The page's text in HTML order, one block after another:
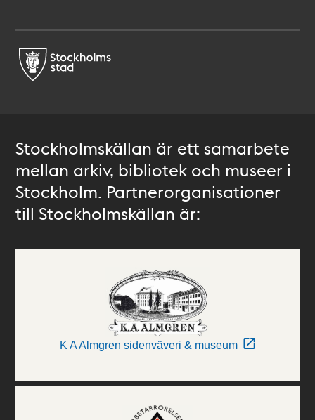
Stockholmskällan är ett samarbete
mellan arkiv, bibliotek och museer i
Stockholm. Partnerorganisationer
till Stockholmskällan är:
K A Almgren sidenväveri & museum